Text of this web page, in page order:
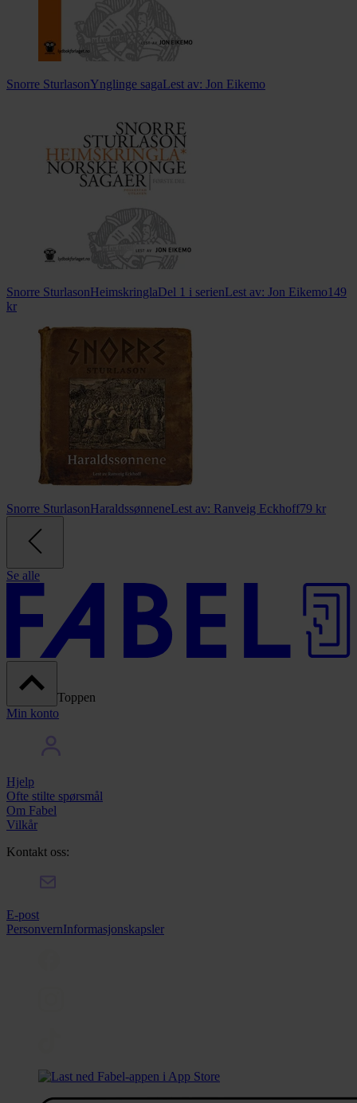
Snorre SturlasonYnglinge sagaLest av: Jon Eikemo
Snorre SturlasonHeimskringlaDel 1 i serienLest av: Jon Eikemo149
kr
Snorre SturlasonHaraldssønneneLest av: Ranveig Eckhoff79 kr
Se alle
Toppen
Min konto
Hjelp
Ofte stilte spørsmål
Om Fabel
Vilkår
Kontakt oss:
E-post
PersonvernInformasjonskapsler